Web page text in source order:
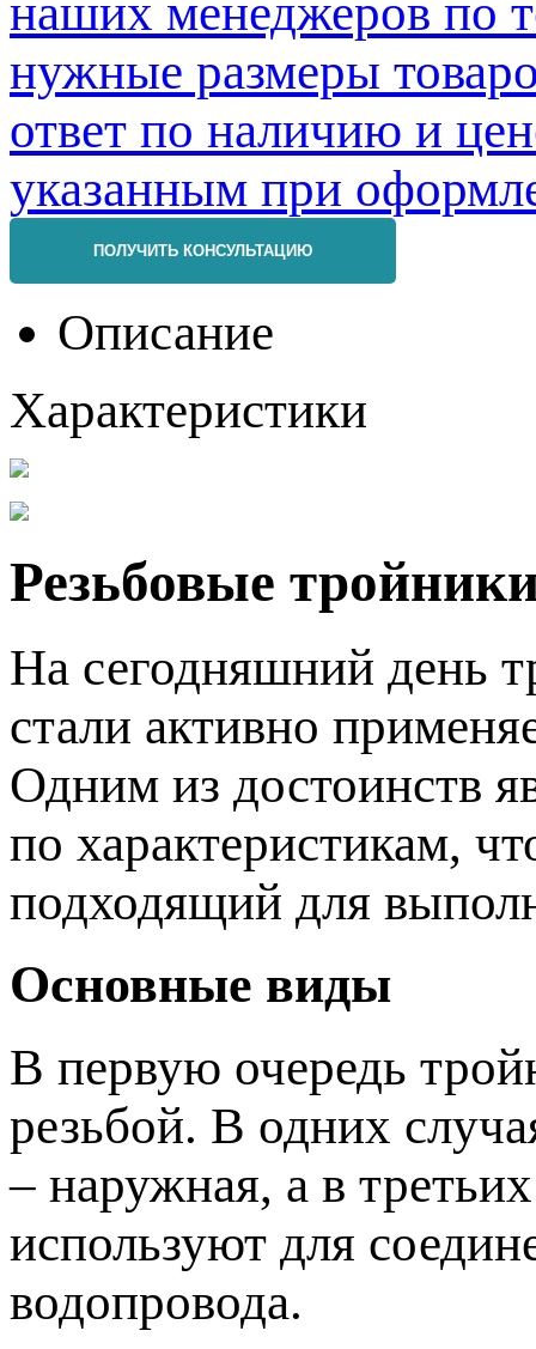
ПОЛУЧИТЬ КОНСУЛЬТАЦИЮ
Описание
Характеристики
Резьбовые
На сегодняшний день
стали активно
Одним из достоинств
по характеристикам,
подходящий для
Основные виды
В первую очередь
резьбой. В одних
– наружная, а в
используют для
водопровода.